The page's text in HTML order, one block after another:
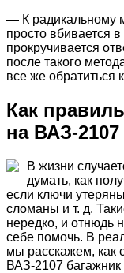
— К радикальному
просто вбивается
прокручивается
после такого
все же обратиться
Как
на ВАЗ-
В жизни
думать, как
если ключи
сломаны и т. д.
нередко, и отнюдь
себе помочь. В
мы расскажем, как
ВАЗ-2107 багажник